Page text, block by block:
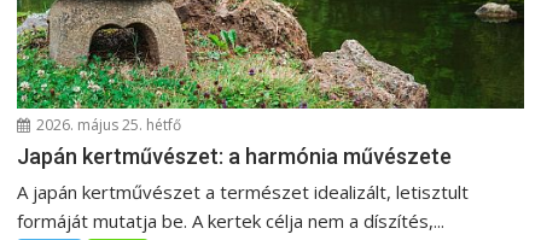
2026. május 25. hétfő
Japán kertművészet: a harmónia művészete
A japán kertművészet a természet idealizált, letisztult
formáját mutatja be. A kertek célja nem a díszítés,...